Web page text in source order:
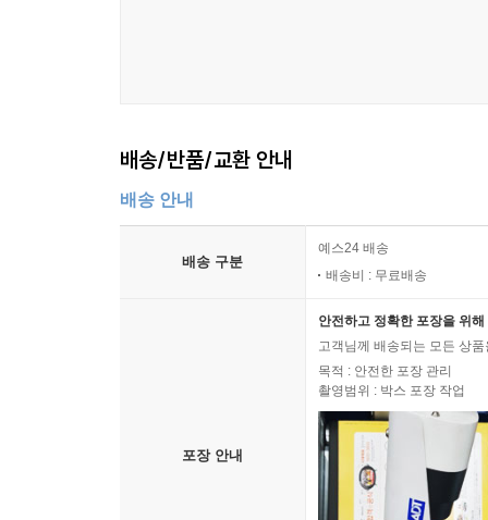
배송/반품/교환 안내
배송 안내
배송 구분
예스24 배송
배송비 : 무료배송
포장 안내
안전하고 정확한 포장을 위
고객님께 배송되는 모든 상
목적 : 안전한 포장 관리
촬영범위 : 박스 포장 작업